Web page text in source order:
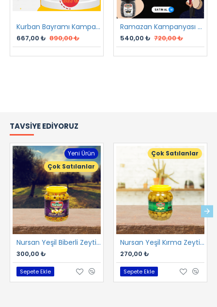
Kurban Bayramı Kampanyası
667,00 ₺ 890,00 ₺
Ramazan Kampanyası 2 2023
540,00 ₺ 720,00 ₺
TAVSIYE EDIYORUZ
Yeni Ürün
Çok Satılanlar
Nursan Yeşil Biberli Zeytin 1 kg
300,00 ₺
Sepete Ekle
Çok Satılanlar
Nursan Yeşil Kırma Zeytin 1 kg
270,00 ₺
Sepete Ekle